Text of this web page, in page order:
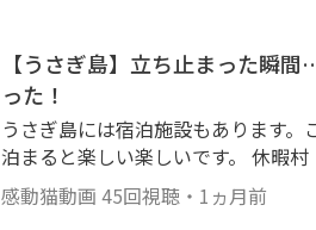
らり散歩を中心に、猫島等もよく
チ猫、黒ブチ、白ブチ、サバトラ
合！ ゴロゴロ、ナデナデ、ゴロン
猫ちゃんがいっぱいモフられにや
を鳴らす、膝の上に乗ってくる、猫
達等、可愛い癒され猫動画がいっ
【うさぎ島】立ち止まった瞬
った！
うさぎ島には宿泊施設もあります。
泊まると楽しい楽しいです。 休暇村 大久野島 https://a.r10.to/h5jJYT 感
動猫動画×無料動画サイト
は、【感動猫動画Special Selection
感動猫動画 45回視聴 ・ 1ヵ月前